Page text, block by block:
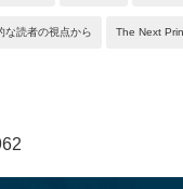
な読者の視点から The Next